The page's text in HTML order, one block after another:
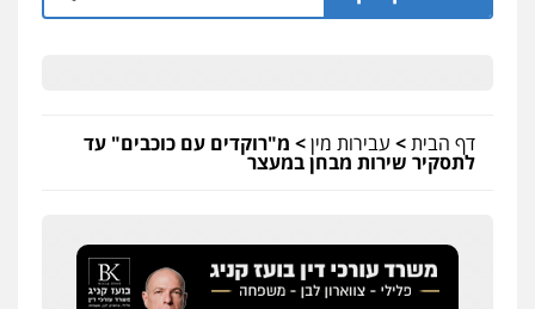
דף הבית> עבירות מין> מ"רוקדים עם כוכבים" עד
לתסקיר שירות מבחן במעצר